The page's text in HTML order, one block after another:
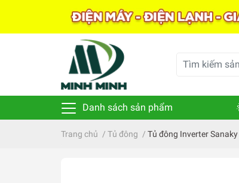
Danh sách sản phẩm
Trang chủ / Tủ đông / Tủ đông Inverter